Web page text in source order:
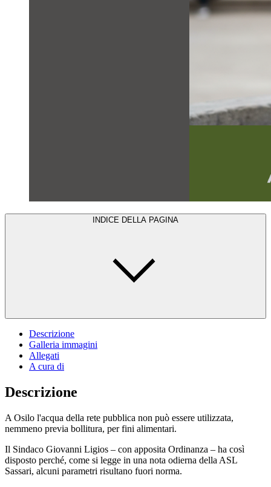
INDICE DELLA PAGINA
Descrizione
Galleria immagini
Allegati
A cura di
Descrizione
A Osilo l'acqua della rete pubblica non può essere utilizzata,
nemmeno previa bollitura, per fini alimentari.
Il Sindaco Giovanni Ligios – con apposita Ordinanza – ha così
disposto perché, come si legge in una nota odierna della ASL
Sassari, alcuni parametri risultano fuori norma.